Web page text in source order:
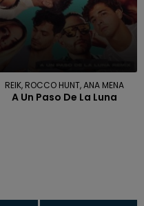
REIK, ROCCO HUNT, ANA MENA
A Un Paso De La Luna